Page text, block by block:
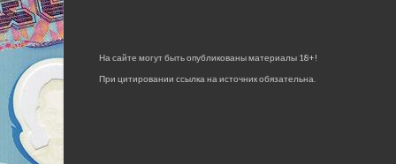
На сайте могут быть опубликованы материалы 18+!
При цитировании ссылка на источник обязательна.